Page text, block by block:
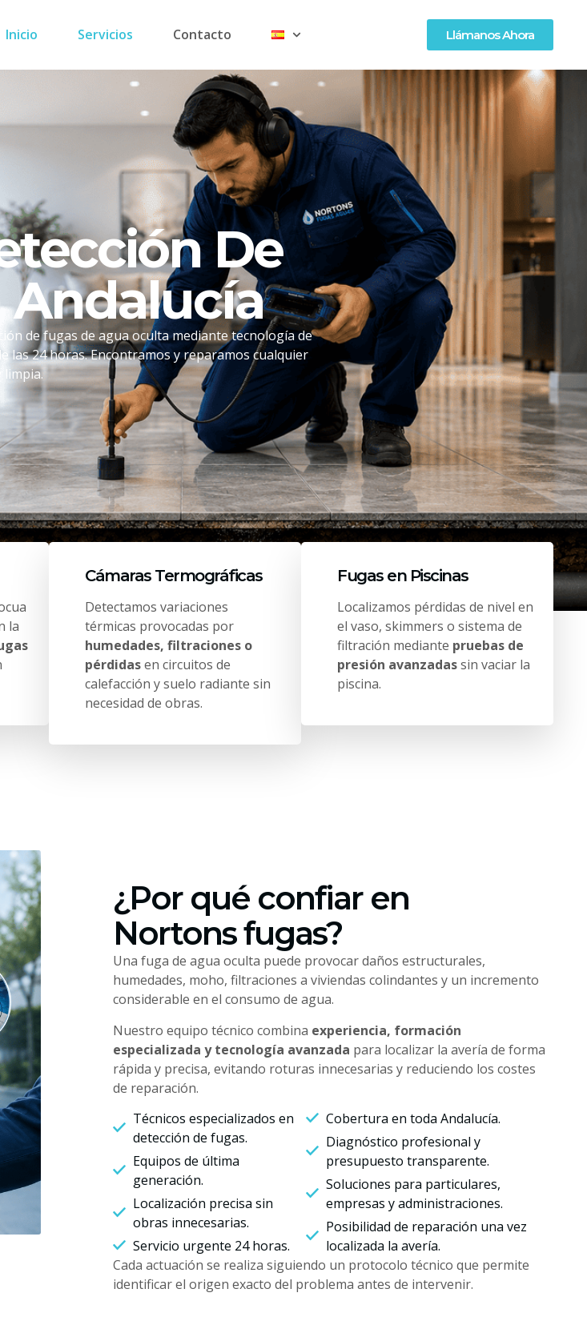
Inicio Servicios Contacto Llámanos Ahora
De
Andalucía
de fugas de agua oculta mediante tecnología de
las 24 horas. Encontramos y reparamos cualquier
limpia.
la
Cámaras Termográficas
Detectamos variaciones
térmicas provocadas por
humedades, filtraciones o
pérdidasen circuitos de
calefacción y suelo radiante sin
necesidad de obras.
Fugas en Piscinas
Localizamos pérdidas de nivel en
el vaso, skimmers o sistema de
filtración mediante pruebas de
presión avanzadassin vaciar la
piscina.
¿Por qué confiar en
Nortons fugas?
Una fuga de agua oculta puede provocar daños estructurales,
humedades, moho, filtraciones a viviendas colindantes y un incremento
considerable en el consumo de agua.
Nuestro equipo técnico combina experiencia, formación
especializada y tecnología avanzada para localizar la avería de forma
rápida y precisa, evitando roturas innecesarias y reduciendo los costes
de reparación.
Técnicos especializados en
detección de fugas.
Equipos de última
generación.
Localización precisa sin
obras innecesarias.
Servicio urgente 24 horas.
Cobertura en toda Andalucía.
Diagnóstico profesional y
presupuesto transparente.
Soluciones para particulares,
empresas y administraciones.
Posibilidad de reparación una vez
localizada la avería.
Cada actuación se realiza siguiendo un protocolo técnico que permite
identificar el origen exacto del problema antes de intervenir.